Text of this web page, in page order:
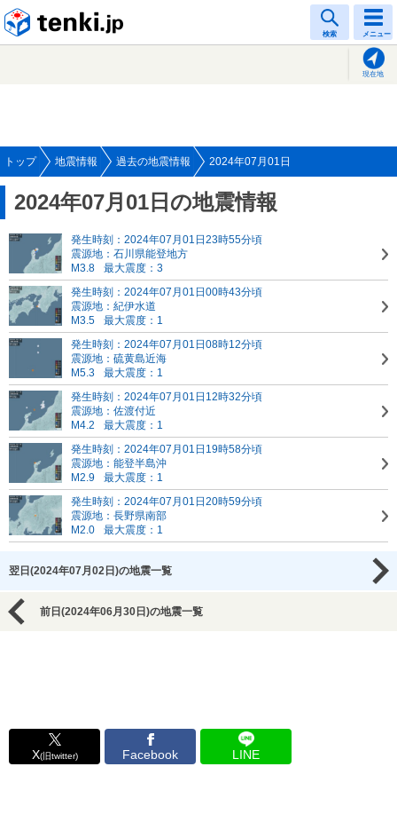
検索 メニュー
現在地
トップ 地震情報 過去の地震情報 2024年07月01日
2024年07月01日の地震情報
発生時刻：2024年07月01日23時55分頃
震源地：石川県能登地方
M3.8
最大震度：3
発生時刻：2024年07月01日00時43分頃
震源地：紀伊水道
M3.5
最大震度：1
発生時刻：2024年07月01日08時12分頃
震源地：硫黄島近海
M5.3
最大震度：1
発生時刻：2024年07月01日12時32分頃
震源地：佐渡付近
M4.2
最大震度：1
発生時刻：2024年07月01日19時58分頃
震源地：能登半島沖
M2.9
最大震度：1
発生時刻：2024年07月01日20時59分頃
震源地：長野県南部
M2.0
最大震度：1
翌日(2024年07月02日)の地震一覧
前日(2024年06月30日)の地震一覧
X(旧twitter) Facebook LINE